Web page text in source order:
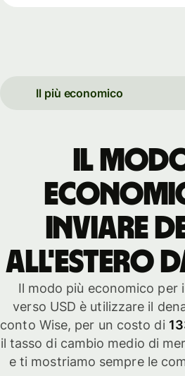
Il più economico
Il
inviare
all'estero
Il modo più economico per
verso USD è utilizzare il
conto Wise, per un costo di
il tasso di cambio medio di
e ti mostriamo sempre le